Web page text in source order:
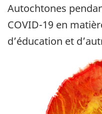
Autochtones
COVID-19 en
d’éducation et